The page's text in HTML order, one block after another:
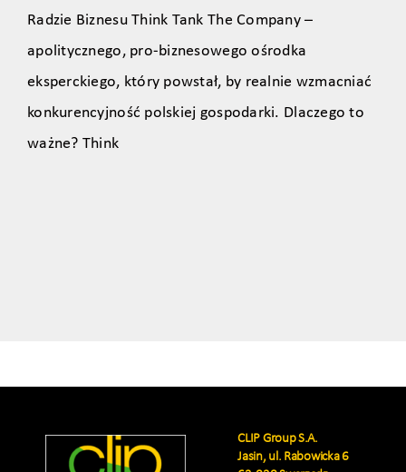
Radzie Biznesu Think Tank The Company –
apolitycznego, pro‑biznesowego ośrodka
eksperckiego, który powstał, by realnie wzmacniać
konkurencyjność polskiej gospodarki. Dlaczego to
ważne? Think
CLIP Group S.A.
Jasin, ul. Rabowicka 6